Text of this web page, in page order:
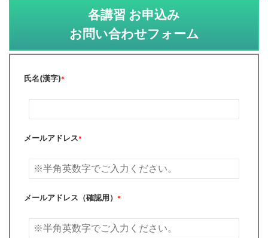
各講習 お申込み
お問い合わせフォーム
氏名(漢字)*
メールアドレス*
メールアドレス（確認用） *